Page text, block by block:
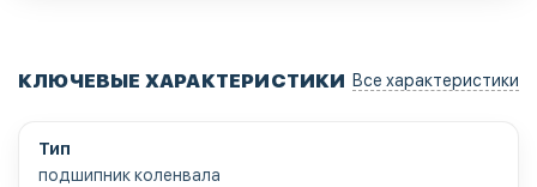
КЛЮЧЕВЫЕ ХАРАКТЕРИСТИКИ Все характеристики
Тип
подшипник коленвала